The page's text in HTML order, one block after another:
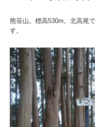
熊笹山。標高530m。北高尾
す。